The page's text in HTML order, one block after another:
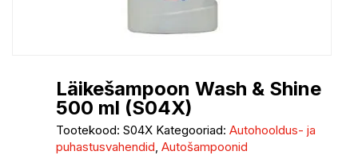
Läikešampoon Wash & Shine
500 ml (S04X)
Tootekood: S04X Kategooriad: Autohooldus- ja
puhastusvahendid, Autošampoonid